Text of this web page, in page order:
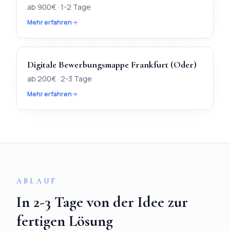
ab 900€ · 1-2 Tage
Mehr erfahren
Digitale Bewerbungsmappe Frankfurt (Oder)
ab 200€ · 2-3 Tage
Mehr erfahren
ABLAUF
In 2-3 Tagevon der Idee zur
fertigen Lösung